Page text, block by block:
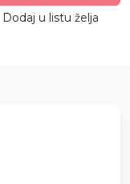
Dodaj u listu želja